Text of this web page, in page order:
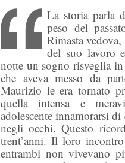
La storia parla
peso del
Rimasta
del suo lavoro
notte un sogno risveglia
che aveva messo da
Maurizio le era tornato
quella intensa e
adolescente innamorarsi
negli occhi. Questo
trent’anni. Il loro
entrambi non vivevano